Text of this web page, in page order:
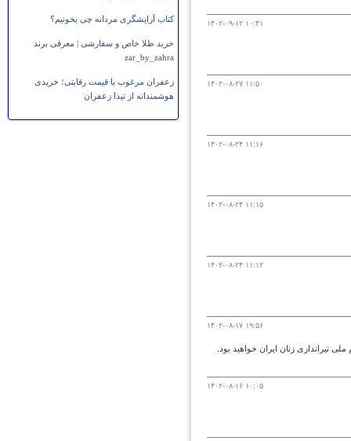
کتاب آرایشگری مردانه چی بخونیم؟
خرید طلا خاص و سفارشی | معرفی برند
zar_by_zahra
زعفران مرغوب با قیمت رقابتی؛ خریدی
هوشمندانه از تیدا زعفران
۱۴۰۲-۰۹-۱۲ ۱۰:۴۱
۱۴۰۲-۰۸-۲۷ ۱۱:۵۰
۱۴۰۲-۰۸-۲۴ ۱۱:۱۶
۱۴۰۲-۰۸-۲۴ ۱۱:۱۵
۱۴۰۲-۰۸-۲۴ ۱۱:۱۲
۱۴۰۲-۰۸-۱۷ ۱۹:۵۶
تیراندازی زنان ایران خواهید بود.
۱۴۰۲-۰۸-۱۶ ۱۰:۰۵